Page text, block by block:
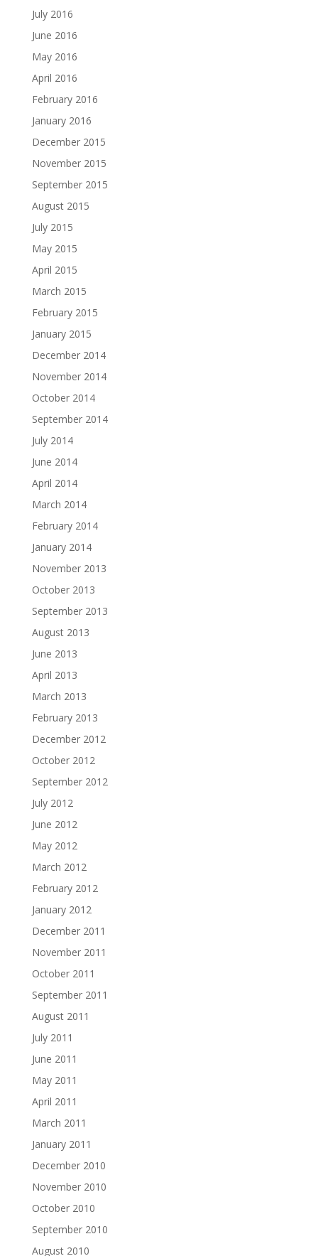
July 2016
June 2016
May 2016
April 2016
February 2016
January 2016
December 2015
November 2015
September 2015
August 2015
July 2015
May 2015
April 2015
March 2015
February 2015
January 2015
December 2014
November 2014
October 2014
September 2014
July 2014
June 2014
April 2014
March 2014
February 2014
January 2014
November 2013
October 2013
September 2013
August 2013
June 2013
April 2013
March 2013
February 2013
December 2012
October 2012
September 2012
July 2012
June 2012
May 2012
March 2012
February 2012
January 2012
December 2011
November 2011
October 2011
September 2011
August 2011
July 2011
June 2011
May 2011
April 2011
March 2011
January 2011
December 2010
November 2010
October 2010
September 2010
August 2010